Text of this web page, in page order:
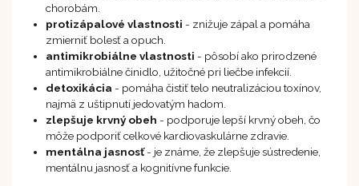
chorobám.
protizápalovévlastnosti - znižuje zápal a pomáha
zmierniť bolesť a opuch.
antimikrobiálne vlastnosti - pôsobí ako prirodzené
antimikrobiálne činidlo, užitočné pri liečbe infekcií.
detoxikácia - pomáha čistiť telo neutralizáciou toxínov,
najmä z uštipnutí jedovatým hadom.
zlepšuje krvný obeh - podporuje lepší krvný obeh, čo
môže podporiť celkové kardiovaskulárne zdravie.
mentálna jasnosť- je známe, že zlepšuje sústredenie,
mentálnu jasnosť a kognitívne funkcie.